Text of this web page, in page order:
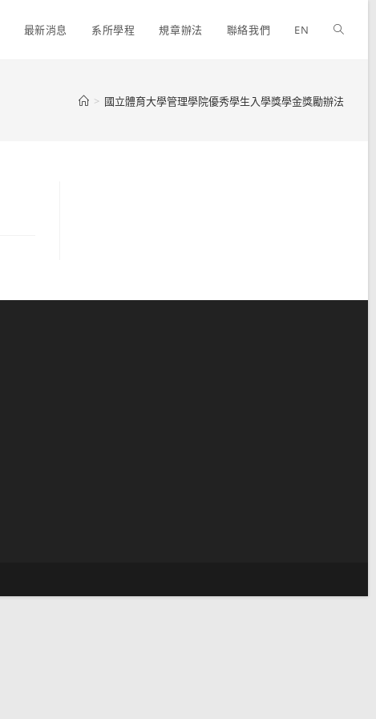
最新消息 系所學程 規章辦法 聯絡我們 EN
> 國立體育大學管理學院優秀學生入學獎學金獎勵辦法